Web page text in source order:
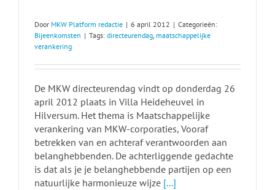
Door MKW Platform redactie | 6 april 2012 | Categorieën:
Bijeenkomsten | Tags: directeurendag, maatschappelijke
verankering
De MKW directeurendag vindt op donderdag 26
april 2012 plaats in Villa Heideheuvel in
Hilversum. Het thema is Maatschappelijke
verankering van MKW-corporaties, Vooraf
betrekken van en achteraf verantwoorden aan
belanghebbenden. De achterliggende gedachte
is dat als je je belanghebbende partijen op een
natuurlijke harmonieuze wijze [...]